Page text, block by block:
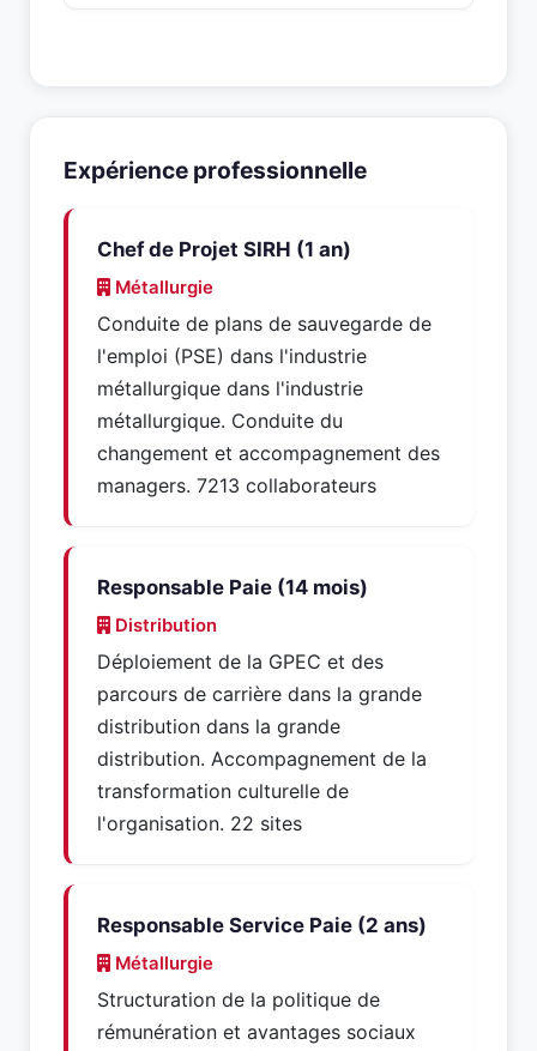
Expérience professionnelle
Chef de Projet SIRH (1 an)
Métallurgie
Conduite de plans de sauvegarde de
l'emploi (PSE) dans l'industrie
métallurgique dans l'industrie
métallurgique. Conduite du
changement et accompagnement des
managers. 7213 collaborateurs
Responsable Paie (14 mois)
Distribution
Déploiement de la GPEC et des
parcours de carrière dans la grande
distribution dans la grande
distribution. Accompagnement de la
transformation culturelle de
l'organisation. 22 sites
Responsable Service Paie (2 ans)
Métallurgie
Structuration de la politique de
rémunération et avantages sociaux